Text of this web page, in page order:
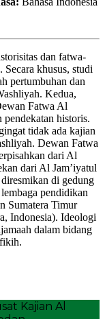
dan fatwa-
khusus, studi
pertumbuhan dan
Kedua,
Fatwa Al
historis.
tidak ada kajian
Dewan Fatwa
dari Al
dari Al Jam’iyatul
di gedung
pendidikan
Sumatera Timur
Indonesia). Ideologi
dalam bidang
Kajian Al